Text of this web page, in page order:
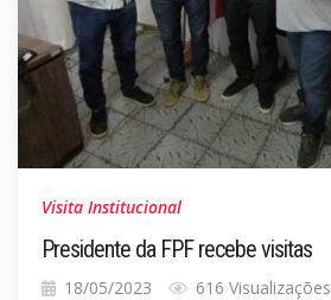
Visita Institucional
Presidente da FPF recebe visitas
18/05/2023 616 Visualizações